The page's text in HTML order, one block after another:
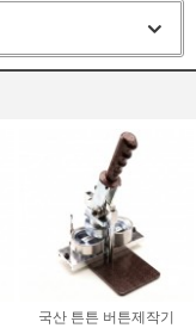
국산 튼튼 버튼제작기